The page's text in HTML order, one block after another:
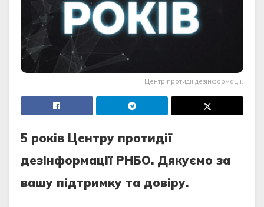
Центр протидії дезінформації.
5 років Центру протидії
дезінформації РНБО. Дякуємо за
вашу підтримку та довіру.